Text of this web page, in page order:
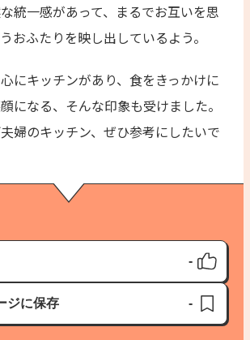
統一感があって、まるでお互いを思
おふたりを映し出しているよう。
にキッチンがあり、食をきっかけに
になる、そんな印象も受けました。
婦のキッチン、ぜひ参考にしたいで
み
-
ジに保存
-